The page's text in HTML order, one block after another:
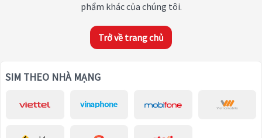
phẩm khác của chúng tôi.
Trở về trang chủ
SIM THEO NHÀ MẠNG